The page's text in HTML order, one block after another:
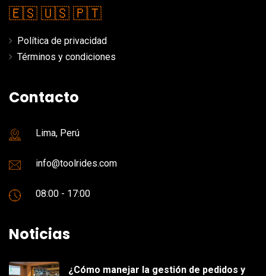
🇪🇸 🇺🇸 🇵🇹
Política de privacidad
Términos y condiciones
Contacto
Lima, Perú
info@toolrides.com
08:00 - 17:00
Noticias
¿Cómo manejar la gestión de pedidos y